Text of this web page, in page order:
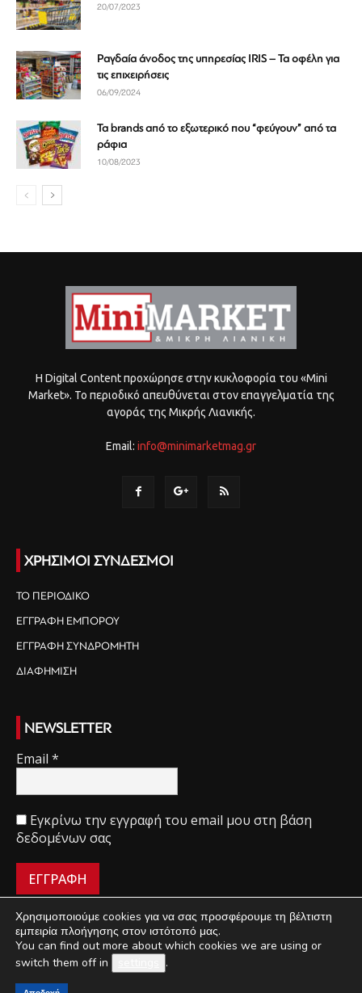
20/07/2023
Ραγδαία άνοδος της υπηρεσίας IRIS – Τα οφέλη για
τις επιχειρήσεις
06/09/2024
Τα brands από το εξωτερικό που “φεύγουν” από τα
ράφια
10/08/2023
Η Digital Content προχώρησε στην κυκλοφορία του «Mini
Market». Το περιοδικό απευθύνεται στον επαγγελματία της
αγοράς της Μικρής Λιανικής.
Email: info@minimarketmag.gr
ΧΡΗΣΙΜΟΙ ΣΥΝΔΕΣΜΟΙ
ΤΟ ΠΕΡΙΟΔΙΚΟ
ΕΓΓΡΑΦΗ ΕΜΠΟΡΟΥ
ΕΓΓΡΑΦΗ ΣΥΝΔΡΟΜΗΤΗ
ΔΙΑΦΗΜΙΣΗ
NEWSLETTER
Email *
Εγκρίνω την εγγραφή του email μου στη βάση
δεδομένων σας
ΠΟΙΟΙ ΕΙΜΑΣΤΕ ΟΡΟΙ ΧΡΗΣΗΣ
ΔΙΑΧΕΙΡΙΣΗ ΑΠΟΡΡΗΤΟΥ
ΔΙΑΦΗΜΙΣΗ
Χρησιμοποιούμε cookies για να σας προσφέρουμε τη βέλτιστη
εμπειρία πλοήγησης στον ιστότοπό μας.
You can find out more about which cookies we are using or
switch them off in
.